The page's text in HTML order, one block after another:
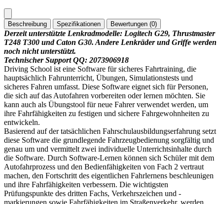
Beschreibung Spezifikationen Bewertungen (0)
Derzeit unterstützte Lenkradmodelle: Logitech G29, Thrustmaster
T248 T300 und Caton G30. Andere Lenkräder und Griffe werden
noch nicht unterstützt.
Technischer Support QQ: 2073906918
Driving School ist eine Software für sicheres Fahrtraining, die
hauptsächlich Fahrunterricht, Übungen, Simulationstests und
sicheres Fahren umfasst. Diese Software eignet sich für Personen,
die sich auf das Autofahren vorbereiten oder lernen möchten. Sie
kann auch als Übungstool für neue Fahrer verwendet werden, um
ihre Fahrfähigkeiten zu festigen und sichere Fahrgewohnheiten zu
entwickeln.
Basierend auf der tatsächlichen Fahrschulausbildungserfahrung setzt
diese Software die grundlegende Fahrzeugbedienung sorgfältig und
genau um und vermittelt zwei individuelle Unterrichtsinhalte durch
die Software. Durch Software-Lernen können sich Schüler mit dem
Autofahrprozess und den Bedienfähigkeiten von Fach 2 vertraut
machen, den Fortschritt des eigentlichen Fahrlernens beschleunigen
und ihre Fahrfähigkeiten verbessern. Die wichtigsten
Prüfungspunkte des dritten Fachs, Verkehrszeichen und -
markierungen sowie Fahrfähigkeiten im Straßenverkehr, werden